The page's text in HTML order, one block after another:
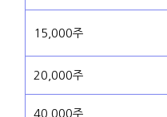
15,000주
20,000주
40,000주